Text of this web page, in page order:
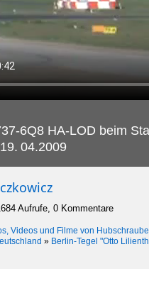
6Q8 HA-LOD beim
04.2009
Aufrufe, 0 Kommentare
Videos und Filme von
» Berlin-Tegel "Otto